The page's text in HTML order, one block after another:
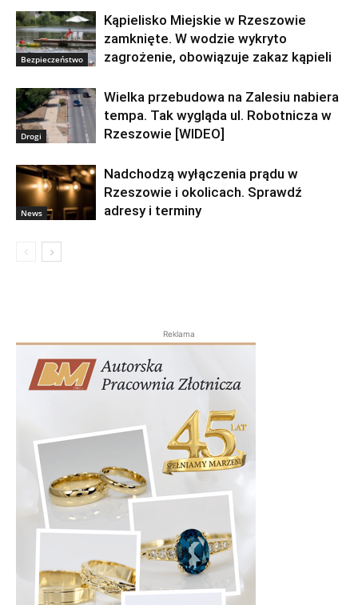
Bezpieczeństwo
Kąpielisko Miejskie w Rzeszowie
zamknięte. W wodzie wykryto
zagrożenie, obowiązuje zakaz kąpieli
Drogi
Wielka przebudowa na Zalesiu nabiera
tempa. Tak wygląda ul. Robotnicza w
Rzeszowie [WIDEO]
News
Nadchodzą wyłączenia prądu w
Rzeszowie i okolicach. Sprawdź
adresy i terminy
Reklama